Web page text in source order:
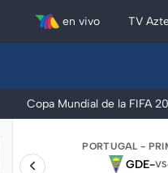
en vivo TV
Copa Mundial de la FIFA
PORTUGAL -
GDE-VS